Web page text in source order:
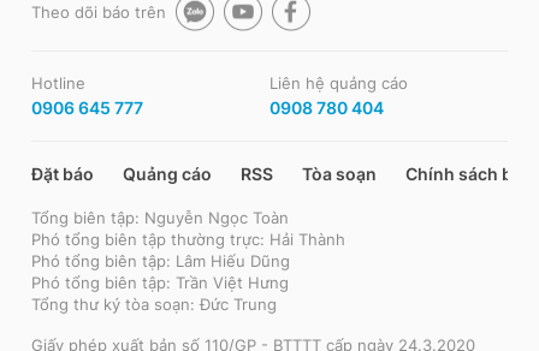
Theo dõi báo trên
Hotline
0906 645 777
Liên hệ quảng cáo
0908 780 404
Đặt báo Quảng cáo RSS Tòa soạn Chính sách bảo
Tổng biên tập: Nguyễn Ngọc Toàn
Phó tổng biên tập thường trực: Hải Thành
Phó tổng biên tập: Lâm Hiếu Dũng
Phó tổng biên tập: Trần Việt Hưng
Tổng thư ký tòa soạn: Đức Trung
Giấy phép xuất bản số 110/GP - BTTTT cấp ngày 24.3.2020